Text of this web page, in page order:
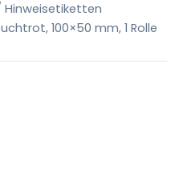
Hinweisetiketten
100×50 mm, 1 Rolle